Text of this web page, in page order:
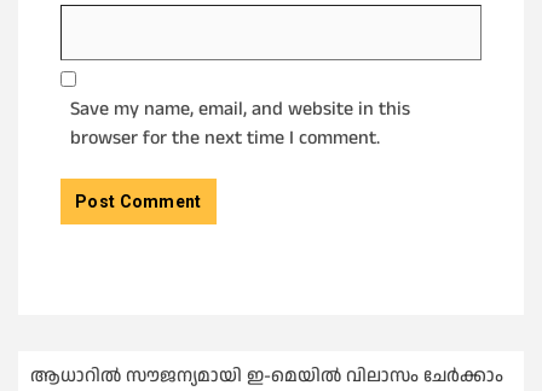
Save my name, email, and website in this
browser for the next time I comment.
ആധാറിൽ സൗജന്യമായി ഇ-മെയിൽ വിലാസം ചേർക്കാം